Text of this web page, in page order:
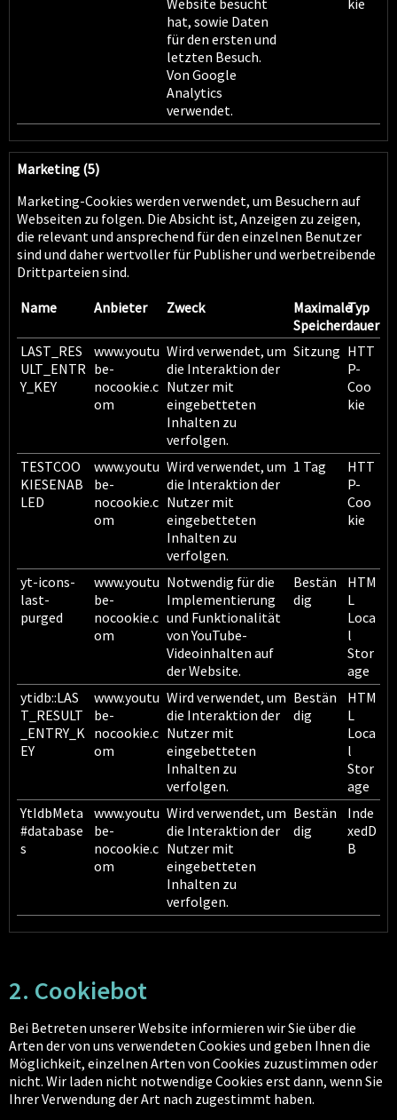
Website besucht
hat, sowie Daten
für den ersten und
letzten Besuch.
Von Google
Analytics
verwendet.
kie
Marketing (5)
Marketing-Cookies werden verwendet, um Besuchern auf
Webseiten zu folgen. Die Absicht ist, Anzeigen zu zeigen,
die relevant und ansprechend für den einzelnen Benutzer
sind und daher wertvoller für Publisher und werbetreibende
Drittparteien sind.
Name
Anbieter Zweck
Maximale
Speicherdauer
Typ
LAST_RES
ULT_ENTR
Y_KEY
www.youtu
be-
nocookie.c
om
Wird verwendet, um
die Interaktion der
Nutzer mit
eingebetteten
Inhalten zu
verfolgen.
Sitzung HTT
P-
Coo
kie
TESTCOO
KIESENAB
LED
www.youtu
be-
nocookie.c
om
Wird verwendet, um
die Interaktion der
Nutzer mit
eingebetteten
Inhalten zu
verfolgen.
1 Tag
HTT
P-
Coo
kie
yt-icons-
last-
purged
www.youtu
be-
nocookie.c
om
Notwendig für die
Implementierung
und Funktionalität
von YouTube-
Videoinhalten auf
der Website.
Bestän
dig
HTM
L
Loca
l
Stor
age
ytidb::LAS
T_RESULT
_ENTRY_K
EY
www.youtu
be-
nocookie.c
om
Wird verwendet, um
die Interaktion der
Nutzer mit
eingebetteten
Inhalten zu
verfolgen.
Bestän
dig
HTM
L
Loca
l
Stor
age
YtIdbMeta
#database
s
www.youtu
be-
nocookie.c
om
Wird verwendet, um
die Interaktion der
Nutzer mit
eingebetteten
Inhalten zu
verfolgen.
Bestän
dig
Inde
xedD
B
2. Cookiebot
Bei Betreten unserer Website informieren wir Sie über die
Arten der von uns verwendeten Cookies und geben Ihnen die
Möglichkeit, einzelnen Arten von Cookies zuzustimmen oder
nicht. Wir laden nicht notwendige Cookies erst dann, wenn Sie
Ihrer Verwendung der Art nach zugestimmt haben.